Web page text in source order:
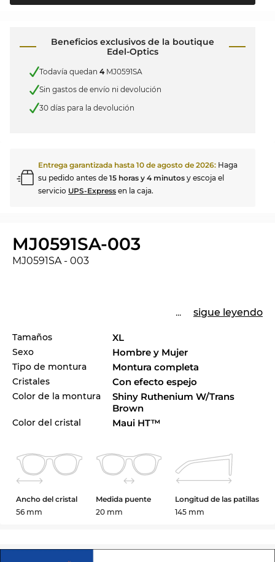
Beneficios exclusivos de la boutique
Edel-Optics
Todavía quedan 4MJ0591SA
Sin gastos de envío ni devolución
30 días para la devolución
Entrega garantizada hasta 10 de agosto de 2026: Haga
su pedido antes de 15 horas y 4 minutos y escoja el
servicio UPS-Express en la caja.
MJ0591SA-003
MJ0591SA - 003
... sigue leyendo
Tamaños XL
Sexo Hombre y Mujer
Tipo de montura Montura completa
Cristales Con efecto espejo
Color de la montura
Shiny Ruthenium W/Trans
Brown
Color del cristal Maui HT™
Ancho del cristal
56 mm
Medida puente
20 mm
Longitud de las patillas
145 mm